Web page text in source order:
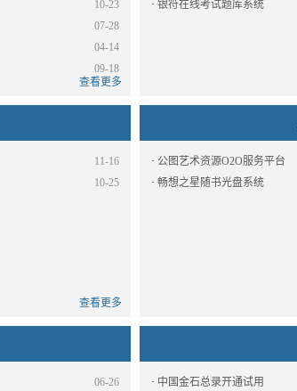
10-23
07-28
04-14
09-18
查看更多
· 银符在线考试题库系统
11-16
10-25
查看更多
· 公图艺术资源O2O服务平台
· 畅想之星随书光盘系统
06-26 · 中国金石总录开通试用